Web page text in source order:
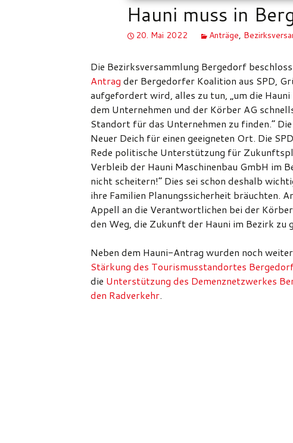
Hauni muss in
20. Mai 2022 Anträge,
Die Bezirksversammlung Bergedorf
Antrag der Bergedorfer Koalition aus SPD,
aufgefordert wird, alles zu tun, „um die
dem Unternehmen und der Körber AG
Standort für das Unternehmen zu finden.“
Neuer Deich für einen geeigneten Ort. Die
Rede politische Unterstützung für
Verbleib der Hauni Maschinenbau GmbH im
nicht scheitern!“ Dies sei schon deshalb
ihre Familien Planungssicherheit bräuchten.
Appell an die Verantwortlichen bei der Körber
den Weg, die Zukunft der Hauni im Bezirk zu
Neben dem Hauni-Antrag wurden noch
Stärkung des Tourismusstandortes
die Unterstützung des Demenznetzwerkes
den Radverkehr.